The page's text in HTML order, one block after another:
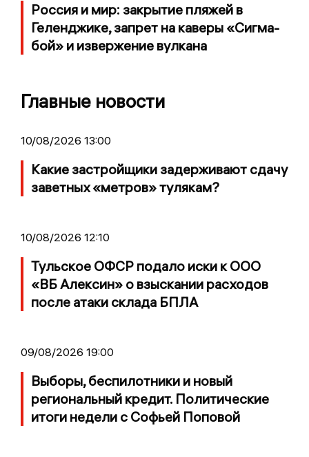
Россия и мир: закрытие пляжей в
Геленджике, запрет на каверы «Сигма-
бой» и извержение вулкана
Главные новости
10/08/2026 13:00
Какие застройщики задерживают сдачу
заветных «метров» тулякам?
10/08/2026 12:10
Тульское ОФСР подало иски к ООО
«ВБ Алексин» о взыскании расходов
после атаки склада БПЛА
09/08/2026 19:00
Выборы, беспилотники и новый
региональный кредит. Политические
итоги недели с Софьей Поповой